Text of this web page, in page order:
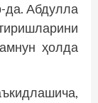
да. Абдулла
ҳолда